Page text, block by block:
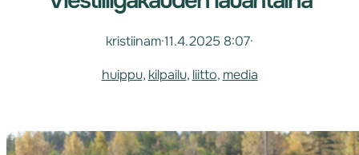
kristiinam·11.4.2025 8:07·
huippu, kilpailu, liitto, media